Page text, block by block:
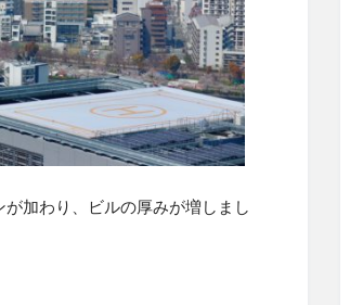
加わり、ビルの厚みが増しまし